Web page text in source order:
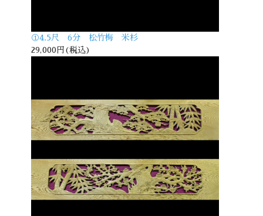
①4.5尺 6分 松竹梅 米杉
29,000円(税込)